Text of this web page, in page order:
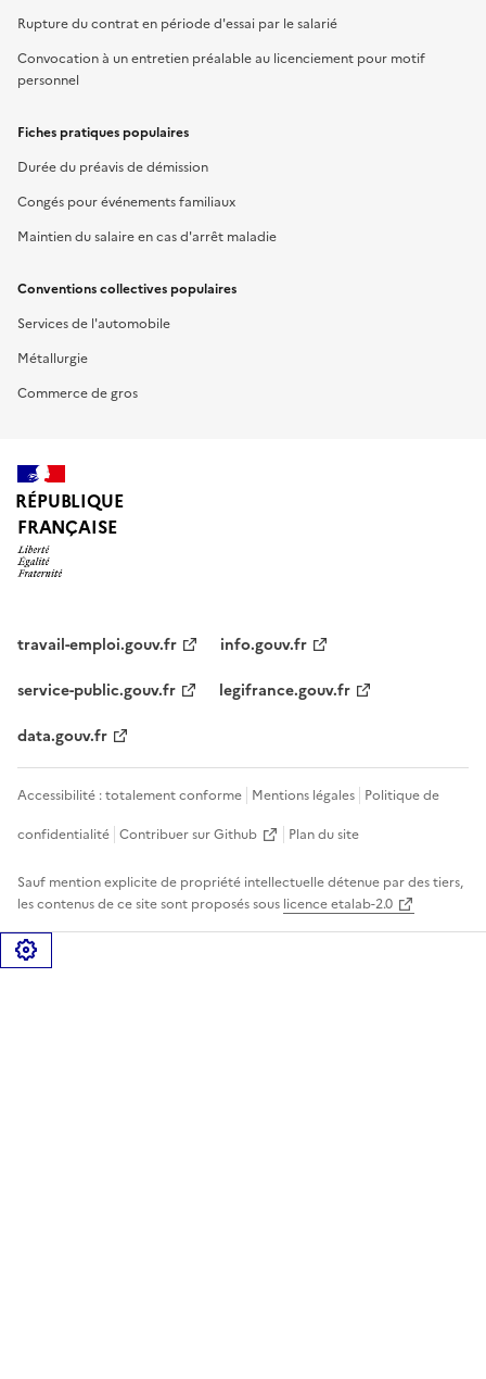
Rupture du contrat en période d'essai par le salarié
Convocation à un entretien préalable au licenciement pour motif
personnel
Fiches pratiques populaires
Durée du préavis de démission
Congés pour événements familiaux
Maintien du salaire en cas d'arrêt maladie
Conventions collectives populaires
Services de l'automobile
Métallurgie
Commerce de gros
RÉPUBLIQUE
FRANÇAISE
travail-emploi.gouv.fr
info.gouv.fr
service-public.gouv.fr
legifrance.gouv.fr
data.gouv.fr
Accessibilité : totalement conforme Mentions légales Politique de
confidentialité Contribuer sur Github Plan du site
Sauf mention explicite de propriété intellectuelle détenue par des tiers,
les contenus de ce site sont proposés sous licence etalab-2.0
Gérer les cookies